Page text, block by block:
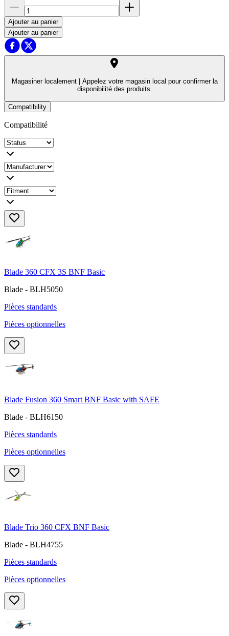
Ajouter au panier
Ajouter au panier
Magasiner localement |
Appelez votre magasin local pour confirmer la
disponibilité des produits.
Compatibility
Compatibilité
Blade 360 CFX 3S BNF Basic
Blade - BLH5050
Pièces standards
Pièces optionnelles
Blade Fusion 360 Smart BNF Basic with SAFE
Blade - BLH6150
Pièces standards
Pièces optionnelles
Blade Trio 360 CFX BNF Basic
Blade - BLH4755
Pièces standards
Pièces optionnelles